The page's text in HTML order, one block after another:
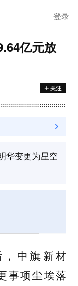
登录
亿元放
华变更为星空
中旗新材
事项尘埃落